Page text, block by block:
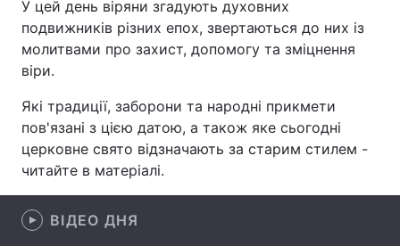
Спорт Наука
Техно і зв'язок
Зброя Інциденти
Здоров'я Туризм
Цікавинки Погода
У цей день віряни згадують духовних
подвижників різних епох, звертаються до них із
молитвами про захист, допомогу та зміцнення
віри.
Які традиції, заборони та народні прикмети
пов'язані з цією датою, а також яке сьогодні
церковне свято відзначають за старим стилем -
читайте в матеріалі.
ВІДЕО ДНЯ